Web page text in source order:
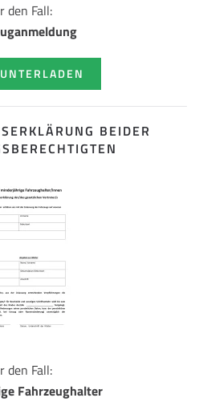
den Fall:
BEIDER
den Fall:
Fahrzeughalter